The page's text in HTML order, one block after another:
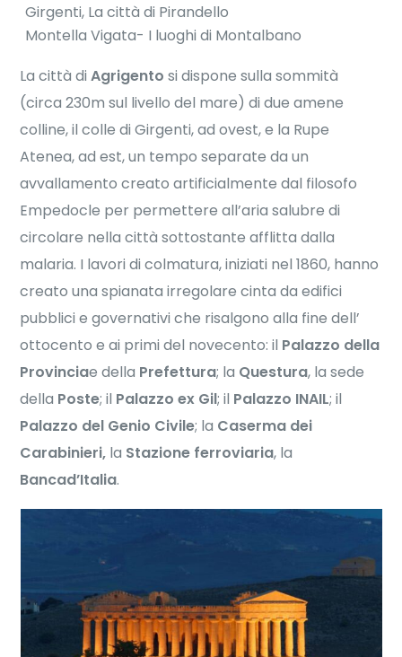
Girgenti, La città di Pirandello
Montella Vigata- I luoghi di Montalbano
La città diAgrigentosi dispone sulla sommità
(circa 230m sul livello del mare) di due amene
colline, il colle di Girgenti, ad ovest, e la Rupe
Atenea, ad est, un tempo separate da un
avvallamento creato artificialmente dal filosofo
Empedocle per permettere all’aria salubre di
circolare nella città sottostante afflitta dalla
malaria. I lavori di colmatura, iniziati nel 1860, hanno
creato una spianata irregolare cinta da edifici
pubblici e governativi che risalgono alla fine dell’
ottocento e ai primi del novecento: il Palazzo della
Provinciae della Prefettura; la Questura, la sede
della Poste; il Palazzo ex Gil; il Palazzo INAIL; il
Palazzo del Genio Civile; la Caserma dei
Carabinieri, la Stazione ferroviaria, la
Bancad’Italia.